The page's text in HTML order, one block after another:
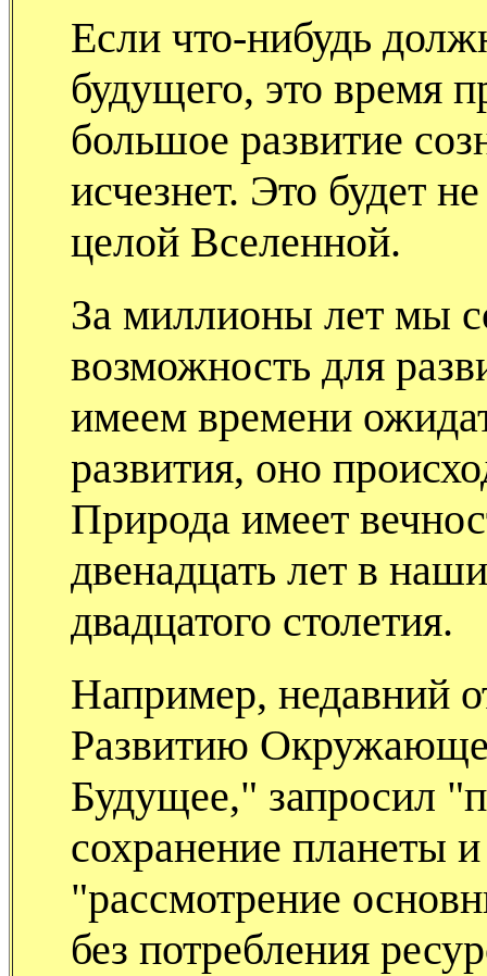
Если что-нибудь
будущего, это время
большое развитие
исчезнет. Это будет
целой Вселенной.
За миллионы лет мы
возможность для
имеем времени
развития, оно
Природа имеет
двенадцать лет в
двадцатого столетия.
Например, недавний
Развитию
Будущее," запросил
сохранение планеты
"рассмотрение
без потребления